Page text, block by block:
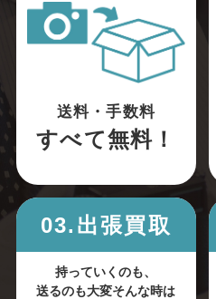
送料・手数料
すべて無料！
03.出張買取
持っていくのも、
送るのも大変そんな時は